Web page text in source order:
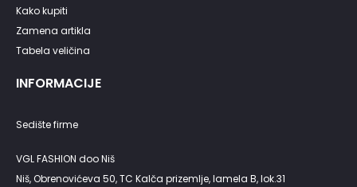
Kako kupiti
Zamena artikla
Tabela veličina
INFORMACIJE
Sedište firme
VGL FASHION doo Niš
Niš, Obrenovićeva 50, TC Kalča prizemlje, lamela B, lok.31